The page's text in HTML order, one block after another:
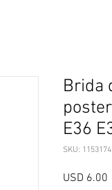
Brida
E36
SKU:
USD 6.00